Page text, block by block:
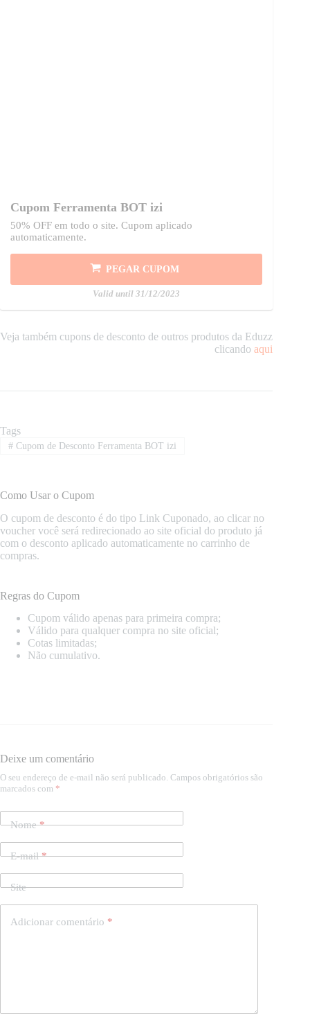
Cupom Ferramenta BOT izi
50% OFF em todo o site. Cupom aplicado
automaticamente.
PEGAR CUPOM
Valid until 31/12/2023
Veja também cupons de desconto de outros produtos da Eduzz
clicandoaqui
Tags
#Cupom de Desconto Ferramenta BOT izi
Como Usar o Cupom
O cupom de desconto é do tipo Link Cuponado, ao clicar no
voucher você será redirecionado ao site oficial do produto já
com o desconto aplicado automaticamente no carrinho de
compras.
Regras do Cupom
Cupom válido apenas para primeira compra;
Válido para qualquer compra no site oficial;
Cotas limitadas;
Não cumulativo.
Deixe um comentário
O seu endereço de e-mail não será publicado. Campos obrigatórios são
marcados com *
Nome*
E-mail*
Site
Adicionar comentário *